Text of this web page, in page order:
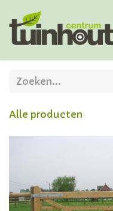
Alle producten